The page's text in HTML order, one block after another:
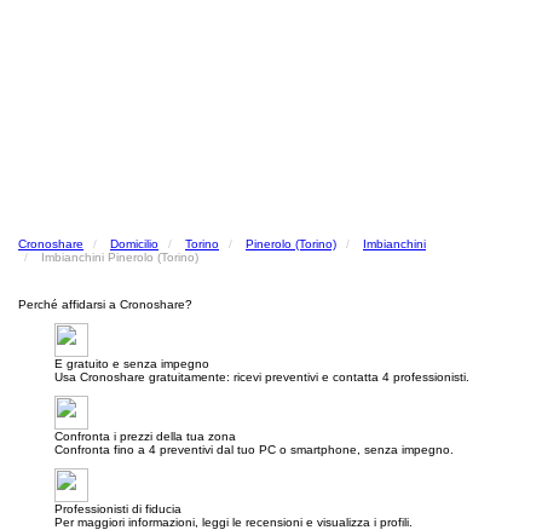
Cronoshare Domicilio Torino Pinerolo (Torino)
Imbianchini
Imbianchini Pinerolo (Torino)
Perché affidarsi a Cronoshare?
E gratuito e senza impegno
Usa Cronoshare gratuitamente: ricevi preventivi e contatta 4 professionisti.
Confronta i prezzi della tua zona
Confronta fino a 4 preventivi dal tuo PC o smartphone, senza impegno.
Professionisti di fiducia
Per maggiori informazioni, leggi le recensioni e visualizza i profili.